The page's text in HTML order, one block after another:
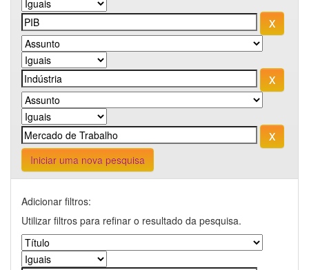
Iniciar uma nova pesquisa
Adicionar filtros:
Utilizar filtros para refinar o resultado da pesquisa.